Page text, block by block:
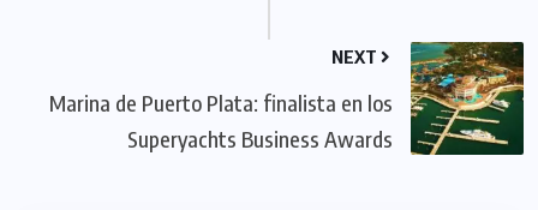
NEXT
Marina de Puerto Plata: finalista en los
Superyachts Business Awards